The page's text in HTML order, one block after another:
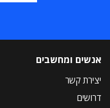
אנשים ומחשבים
יצירת קשר
דרושים